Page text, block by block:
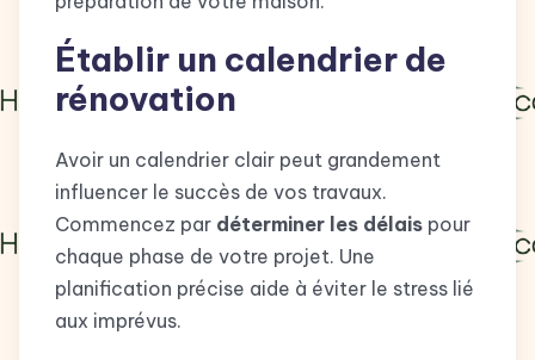
Établir un calendrier de
rénovation
Avoir un calendrier clair peut grandement
influencer le succès de vos travaux.
Commencez par déterminer les délais pour
chaque phase de votre projet. Une
planification précise aide à éviter le stress lié
aux imprévus.